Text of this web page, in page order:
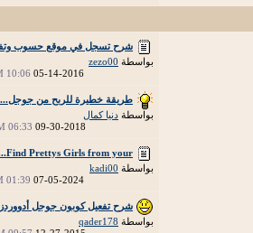
شرح تسجل في موقع حسوب
بواسطة zezo00
05-14-2016
10:06 PM
طريقة خطيرة للربح من جوجل...
بواسطة دنيا كمال
09-30-2018
06:33 AM
Find Prettys Girls from your...
بواسطة kadi00
07-05-2024
01:39 PM
شرح تفعيل كوبون جوجل
بواسطة qader178